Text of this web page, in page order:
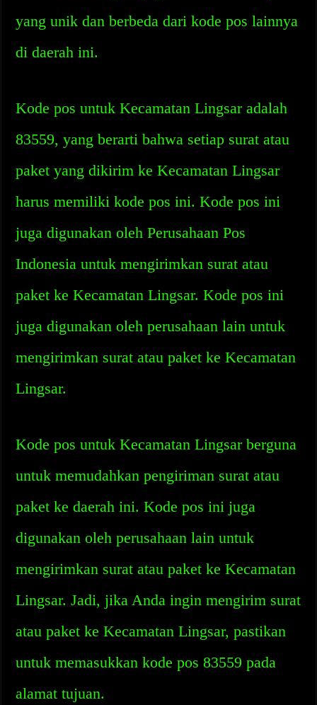
yang unik dan berbeda dari kode pos lainnya
di daerah ini.
Kode pos untuk Kecamatan Lingsar adalah
83559, yang berarti bahwa setiap surat atau
paket yang dikirim ke Kecamatan Lingsar
harus memiliki kode pos ini. Kode pos ini
juga digunakan oleh Perusahaan Pos
Indonesia untuk mengirimkan surat atau
paket ke Kecamatan Lingsar. Kode pos ini
juga digunakan oleh perusahaan lain untuk
mengirimkan surat atau paket ke Kecamatan
Lingsar.
Kode pos untuk Kecamatan Lingsar berguna
untuk memudahkan pengiriman surat atau
paket ke daerah ini. Kode pos ini juga
digunakan oleh perusahaan lain untuk
mengirimkan surat atau paket ke Kecamatan
Lingsar. Jadi, jika Anda ingin mengirim surat
atau paket ke Kecamatan Lingsar, pastikan
untuk memasukkan kode pos 83559 pada
alamat tujuan.